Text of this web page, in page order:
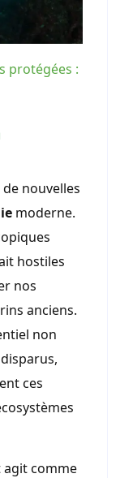
protégées :
nouvelles
moderne.
hostiles
nos
anciens.
non
ces
agit comme